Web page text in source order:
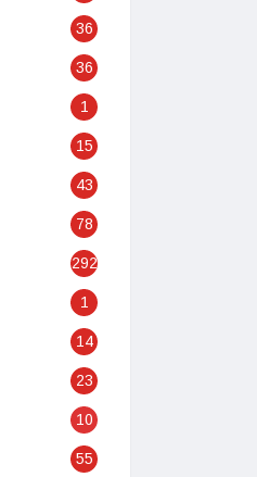
36
36
1
15
43
78
292
1
14
23
10
55